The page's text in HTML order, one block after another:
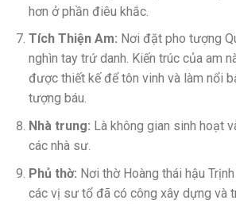
hơn ở phần điêu khắc.
Tích Thiện Am: Nơi đặt pho tượng
nghìn tay trứ danh. Kiến trúc của am
được thiết kế để tôn vinh và làm nổi
tượng báu.
Nhà trung: Là không gian sinh hoạt
các nhà sư.
Phủ thờ: Nơi thờ Hoàng thái hậu
các vị sư tổ đã có công xây dựng và